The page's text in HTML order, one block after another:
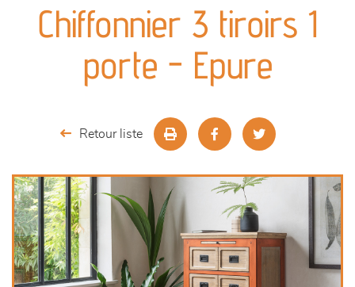
séjours
meubles de complément
cuisine & sur-mesure
décoration
Chiffonnier 3 tiroirs 1
porte - Epure
Retour liste